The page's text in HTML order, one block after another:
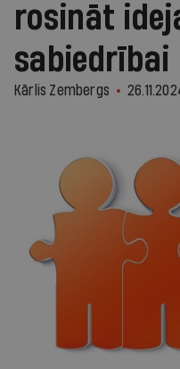
rosināt
sabiedrībai
Kārlis Zembergs